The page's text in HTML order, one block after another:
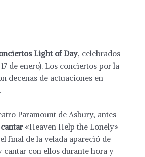
Light of Day, celebrados
de enero). Los conciertos por la
decenas de actuaciones en
Paramount de Asbury, antes
«Heaven Help the Lonely»
final de la velada apareció de
cantar con ellos durante hora y